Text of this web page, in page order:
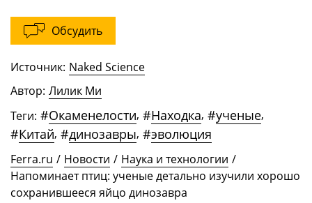
Обсудить
Источник: Naked Science
Автор: Лилик Ми
Теги: #Окаменелости, #Находка, #ученые,
#Китай, #динозавры, #эволюция
Ferra.ru / Новости / Наука и технологии /
Напоминает птиц: ученые детально изучили хорошо
сохранившееся яйцо динозавра